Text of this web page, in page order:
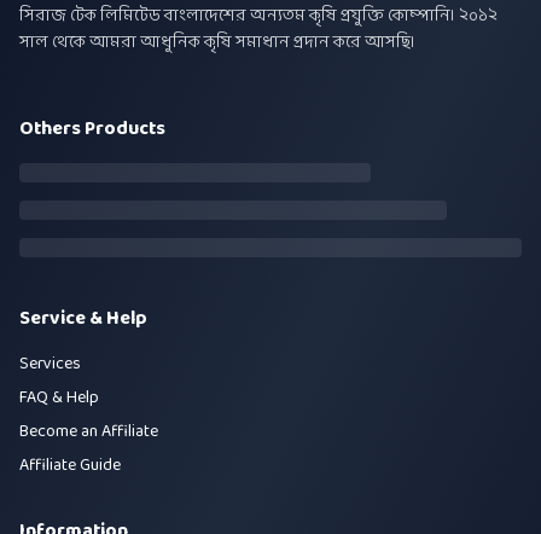
সিরাজ টেক লিমিটেড বাংলাদেশের অন্যতম কৃষি প্রযুক্তি কোম্পানি। ২০১২
সাল থেকে আমরা আধুনিক কৃষি সমাধান প্রদান করে আসছি।
Others Products
Service & Help
Services
FAQ & Help
Become an Affiliate
Affiliate Guide